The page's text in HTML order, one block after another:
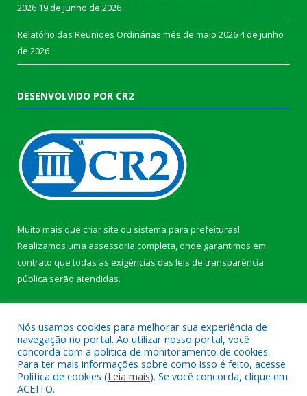
2026 19 de junho de 2026
Relatório das Reuniões Ordinárias mês de maio 20264 de junho
de 2026
DESENVOLVIDO POR CR2
Muito mais que criar site ou sistema para prefeituras!
Realizamos uma assessoria completa, onde garantimos em
contrato que todas as exigências das leis de transparência
pública serão atendidas.
Todos os direitos reservados a Câmara Municipal de Anajás.
Nós usamos cookies para melhorar sua experiência de
navegação no portal. Ao utilizar nosso portal, você
concorda com a política de monitoramento de cookies.
Para ter mais informações sobre como isso é feito, acesse
Política de cookies (Leia mais). Se você concorda, clique em
ACEITO.